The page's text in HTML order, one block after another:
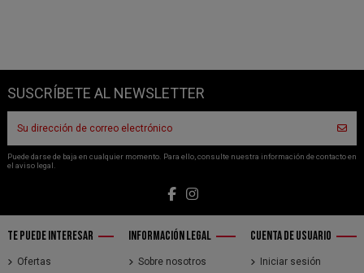
SUSCRÍBETE AL NEWSLETTER
Puede darse de baja en cualquier momento. Para ello, consulte nuestra información de contacto en
el aviso legal.
TE PUEDE INTERESAR
Ofertas
INFORMACIÓN LEGAL
Sobre nosotros
CUENTA DE USUARIO
Iniciar sesión